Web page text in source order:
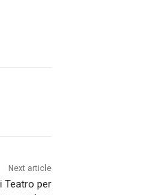
Next article
Teatro per